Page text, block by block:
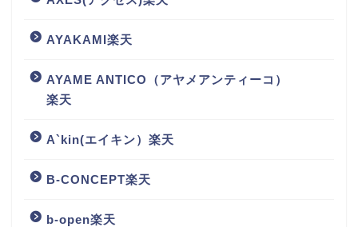
AYAKAMI楽天
AYAME ANTICO（アヤメアンティーコ）
楽天
A`kin(エイキン）楽天
B-CONCEPT楽天
b-open楽天